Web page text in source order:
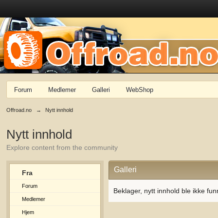
Forum Medlemer Galleri WebShop
Offroad.no → Nytt innhold
Nytt innhold
Explore content from the community
Fra
Forum
Medlemer
Hjem
Galleri
Beklager, nytt innhold ble ikke